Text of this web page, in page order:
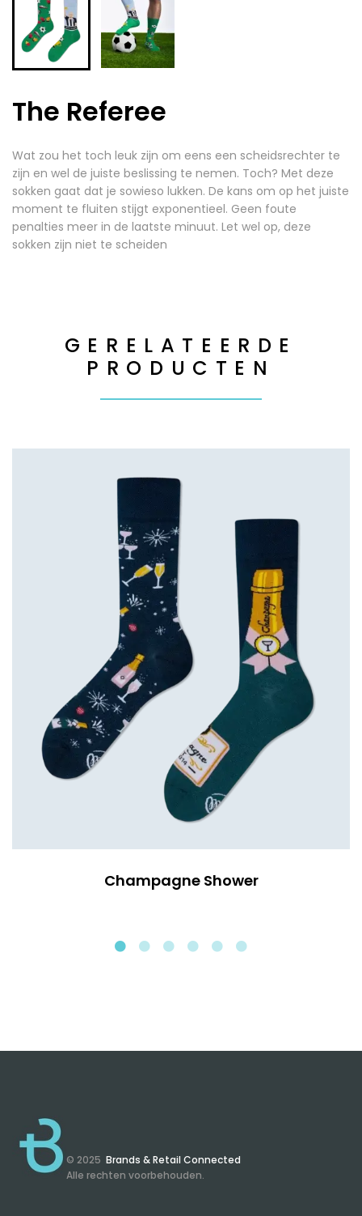
The Referee
Wat zou het toch leuk zijn om eens een scheidsrechter te
zijn en wel de juiste beslissing te nemen. Toch? Met deze
sokken gaat dat je sowieso lukken. De kans om op het juiste
moment te fluiten stijgt exponentieel. Geen foute
penalties meer in de laatste minuut. Let wel op, deze
sokken zijn niet te scheiden
GERELATEERDE
PRODUCTEN
Champagne Shower
© 2025 Brands & Retail Connected
Alle rechten voorbehouden.